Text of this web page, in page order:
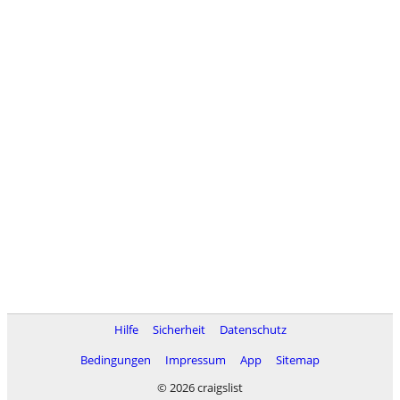
Hilfe Sicherheit
Datenschutz
Bedingungen
Impressum App
Sitemap
© 2026 craigslist